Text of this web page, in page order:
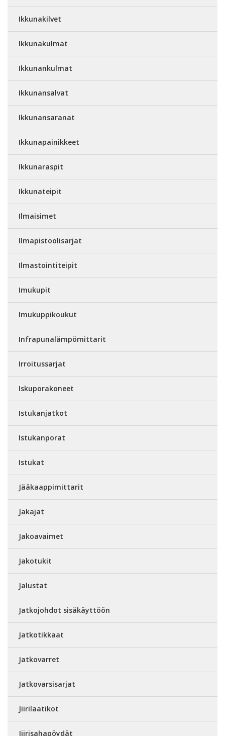
Ikkunakilvet
Ikkunakulmat
Ikkunankulmat
Ikkunansalvat
Ikkunansaranat
Ikkunapainikkeet
Ikkunaraspit
Ikkunateipit
Ilmaisimet
Ilmapistoolisarjat
Ilmastointiteipit
Imukupit
Imukuppikoukut
Infrapunalämpömittarit
Irroitussarjat
Iskuporakoneet
Istukanjatkot
Istukanporat
Istukat
Jääkaappimittarit
Jakajat
Jakoavaimet
Jakotukit
Jalustat
Jatkojohdot sisäkäyttöön
Jatkotikkaat
Jatkovarret
Jatkovarsisarjat
Jiirilaatikot
Jiirisahapöydät